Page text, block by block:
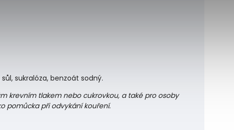
sukralóza, benzoát sodný.
krevním tlakem nebo cukrovkou, a také pro osoby
pomůcka při odvykání kouření.